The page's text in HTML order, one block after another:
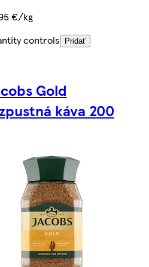
€/kg
controls
Pridať
Gold
káva 200